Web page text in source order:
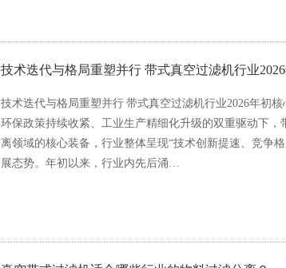
技术迭代与格局重塑并行 带式真空过滤机行业
技术迭代与格局重塑并行 带式真空过滤机行业2026年初
环保政策持续收紧、工业生产精细化升级的双重驱动下，
离领域的核心装备，行业整体呈现“技术创新提速、竞争
展态势。年初以来，行业内先后涌…